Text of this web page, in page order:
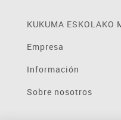
KUKUMA ESKOLAKO
Empresa
Información
Sobre nosotros